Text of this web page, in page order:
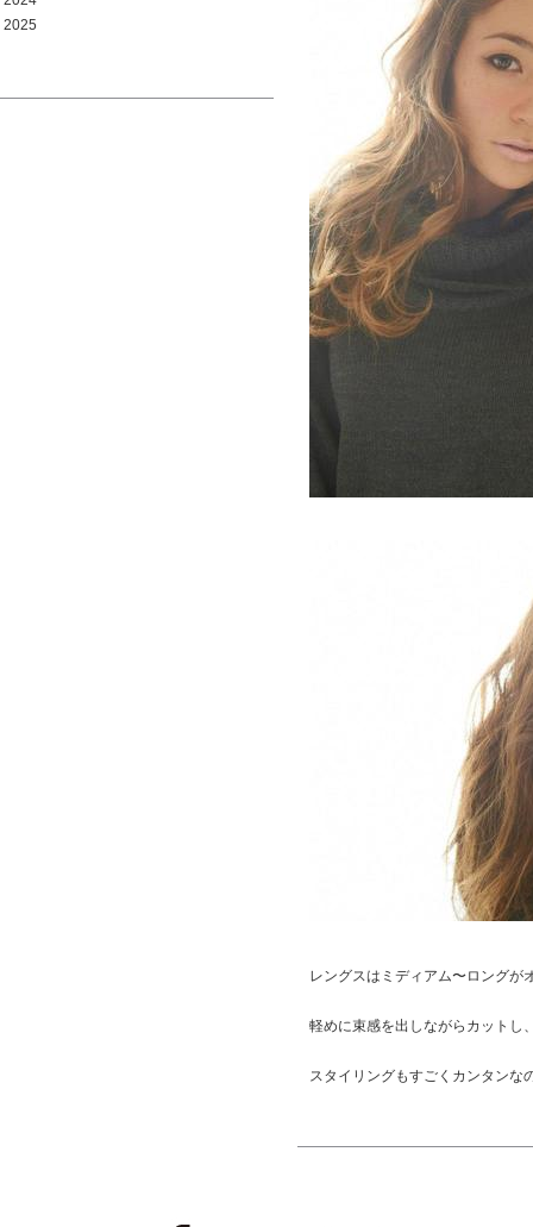
2025
レングスはミディアム〜ロングが
軽めに束感を出しながらカットし
スタイリングもすごくカンタンな